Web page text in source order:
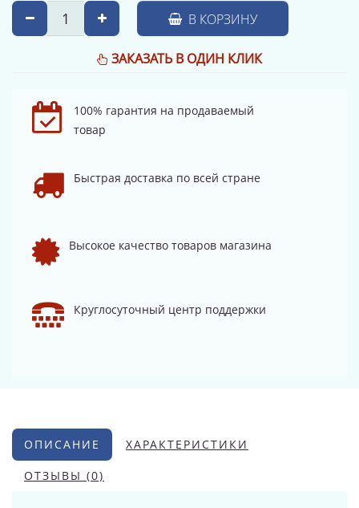
В КОРЗИНУ
ЗАКАЗАТЬ В ОДИН КЛИК
100% гарантия на продаваемый
товар
Быстрая доставка по всей стране
Высокое качество товаров магазина
Круглосуточный центр поддержки
ОПИСАНИЕ ХАРАКТЕРИСТИКИ
ОТЗЫВЫ (0)